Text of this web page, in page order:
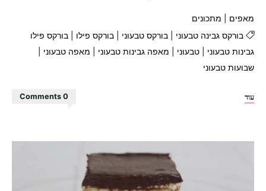
מאפים
מתכונים
בורקס גבינה טבעוני
בורקס טבעוני בורקס פילו
בורקס פילו
גבינות טבעוני |טבעוני מאפה גבינות טבעוני מאפה טבעוני
שבועות טבעוני
עוד"בורקס
טבעוני"
0 Comments